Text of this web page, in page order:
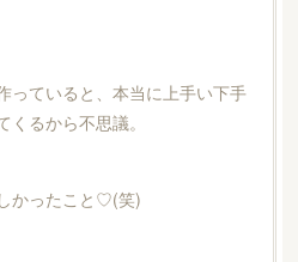
っていると、本当に上手い下手
るから不思議。
かったこと♡(笑)